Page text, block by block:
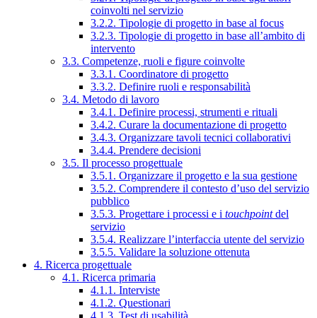
coinvolti nel servizio
3.2.2. Tipologie di progetto in base al focus
3.2.3. Tipologie di progetto in base all’ambito di
intervento
3.3. Competenze, ruoli e figure coinvolte
3.3.1. Coordinatore di progetto
3.3.2. Definire ruoli e responsabilità
3.4. Metodo di lavoro
3.4.1. Definire processi, strumenti e rituali
3.4.2. Curare la documentazione di progetto
3.4.3. Organizzare tavoli tecnici collaborativi
3.4.4. Prendere decisioni
3.5. Il processo progettuale
3.5.1. Organizzare il progetto e la sua gestione
3.5.2. Comprendere il contesto d’uso del servizio
pubblico
3.5.3. Progettare i processi e i touchpointdel
servizio
3.5.4. Realizzare l’interfaccia utente del servizio
3.5.5. Validare la soluzione ottenuta
4. Ricerca progettuale
4.1. Ricerca primaria
4.1.1. Interviste
4.1.2. Questionari
4.1.3. Test di usabilità